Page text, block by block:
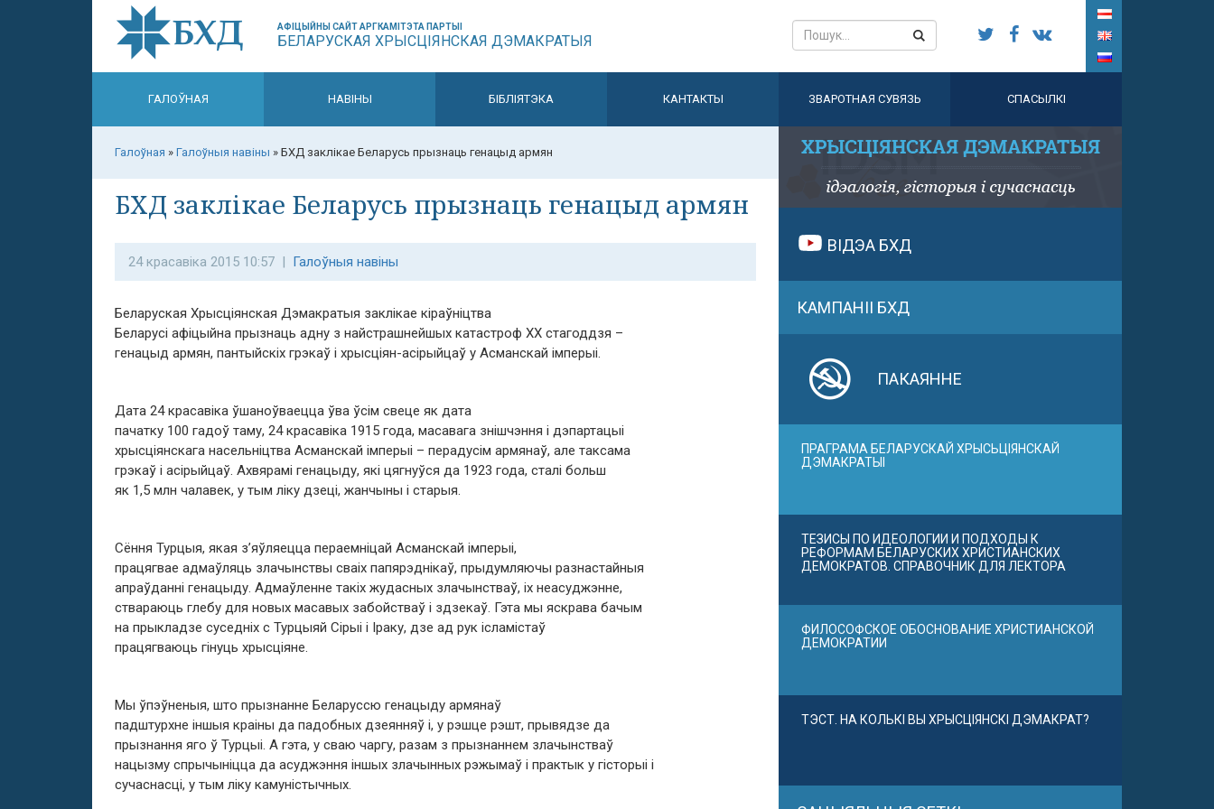
АФІЦЫЙНЫ САЙТ АРГКАМІТЭТА ПАРТЫІ
БЕЛАРУСКАЯ ХРЫСЦІЯНСКАЯ ДЭМАКРАТЫЯ
ГАЛОЎНАЯ НАВІНЫ БІБЛІЯТЭКА КАНТАКТЫ ЗВАРОТНАЯ СУВЯЗЬ СПАСЫЛКІ
Галоўная » Галоўныя навіны » БХД заклікае Беларусь прызнаць генацыд армян
БХД заклікае Беларусь прызнаць генацыд армян
24 красавіка 2015 10:57 | Галоўныя навіны
Беларуская Хрысціянская Дэмакратыя заклікае кіраўніцтва
Беларусі афіцыйна прызнаць адну з найстрашнейшых катастроф ХХ стагоддзя –
генацыд армян, пантыйскіх грэкаў і хрысціян-асірыйцаў у Асманскай імперыі.
Дата 24 красавіка ўшаноўваецца ўва ўсім свеце як дата
пачатку 100 гадоў таму, 24 красавіка 1915 года, масавага знішчэння і дэпартацыі
хрысціянскага насельніцтва Асманскай імперыі – перадусім армянаў, але таксама
грэкаў і асірыйцаў. Ахвярамі генацыду, які цягнуўся да 1923 года, сталі больш
як 1,5 млн чалавек, у тым ліку дзеці, жанчыны і старыя.
Сёння Турцыя, якая з’яўляецца пераемніцай Асманскай імперыі,
працягвае адмаўляць злачынствы сваіх папярэднікаў, прыдумляючы разнастайныя
апраўданні генацыду. Адмаўленне такіх жудасных злачынстваў, іх неасуджэнне,
ствараюць глебу для новых масавых забойстваў і здзекаў. Гэта мы яскрава бачым
на прыкладзе суседніх с Турцыяй Сірыі і Іраку, дзе ад рук ісламістаў
працягваюць гінуць хрысціяне.
Мы ўпэўненыя, што прызнанне Беларуссю генацыду армянаў
падштурхне іншыя краіны да падобных дзеянняў і, у рэшце рэшт, прывядзе да
прызнання яго ў Турцыі. А гэта, у сваю чаргу, разам з прызнаннем злачынстваў
нацызму спрычыніцца да асуджэння іншых злачынных рэжымаў і практык у гісторыі і
сучаснасці, у тым ліку камуністычных.
ВІДЭА БХД
КАМПАНІІ БХД
ПАКАЯННЕ
ПРАГРАМА БЕЛАРУСКАЙ ХРЫСЬЦІЯНСКАЙ
ДЭМАКРАТЫІ
ТЕЗИСЫ ПО ИДЕОЛОГИИ И ПОДХОДЫ К
РЕФОРМАМ БЕЛАРУСКИХ ХРИСТИАНСКИХ
ДЕМОКРАТОВ. СПРАВОЧНИК ДЛЯ ЛЕКТОРА
ФИЛОСОФСКОЕ ОБОСНОВАНИЕ ХРИСТИАНСКОЙ
ДЕМОКРАТИИ
ТЭСТ. НА КОЛЬКІ ВЫ ХРЫСЦІЯНСКІ ДЭМАКРАТ?